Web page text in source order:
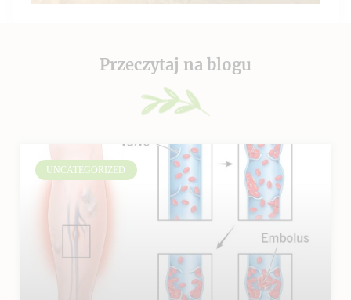
Przeczytaj na blogu
UNCATEGORIZED